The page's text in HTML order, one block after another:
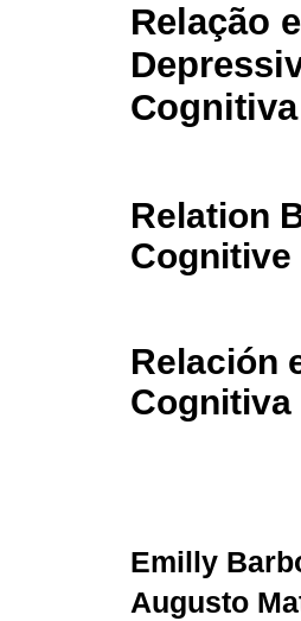
Relação
Relation
Cognitive
Relación
Emilly
Augusto